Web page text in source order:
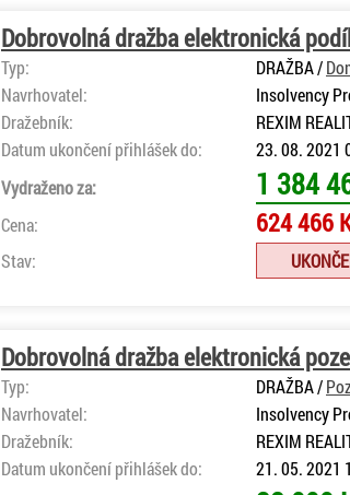
Dobrovolná dražba elektronická
Typ: DRAŽBA /
Navrhovatel:
Insolvency
Dražebník:
REXIM
Datum ukončení přihlášek do:
23. 08. 2021
Vydraženo za:
1 384
Cena: 624 466
Stav:
Dobrovolná dražba elektronická
Typ: DRAŽBA /
Navrhovatel:
Insolvency
Dražebník:
REXIM
Datum ukončení přihlášek do:
21. 05. 2021